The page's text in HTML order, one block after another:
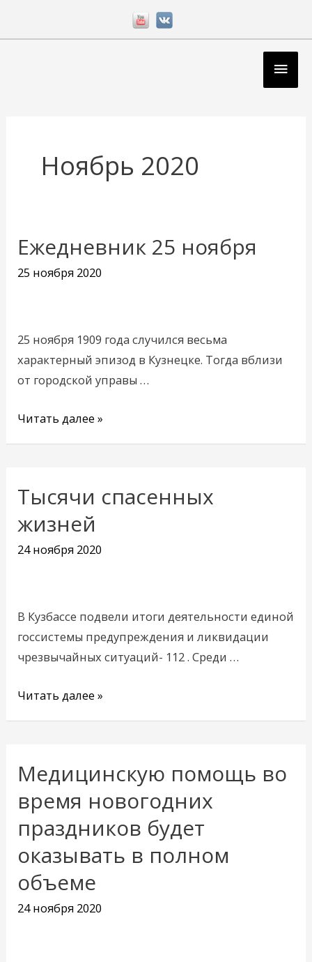
Ноябрь 2020
Ежедневник 25 ноября
25 ноября 2020
25 ноября 1909 года случился весьма
характерный эпизод в Кузнецке. Тогда вблизи
от городской управы …
Ежедневник
Читать далее »
Тысячи спасенных
жизней
24 ноября 2020
В Кузбассе подвели итоги деятельности единой
госсистемы предупреждения и ликвидации
чрезвычайных ситуаций- 112 . Среди …
Тысячи
жизней
Читать далее »
Медицинскую помощь во
время новогодних
праздников будет
оказывать в полном
объеме
24 ноября 2020
Медицинскую
помощь
во
время
новогодних
праздников
будет
оказывать